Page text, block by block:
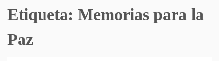
Etiqueta: Memorias para la
Paz